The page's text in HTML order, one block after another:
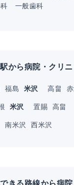
一般歯科
から病院・クリ
福島 米沢 高畠
米沢 置賜 高畠
南米沢 西米沢